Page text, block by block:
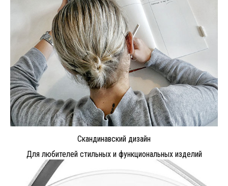
Скандинавский дизайн
Для любителей стильных и функциональных изделий